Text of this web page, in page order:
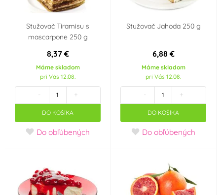
Stužovač Tiramisu s
mascarpone 250 g
8,37 €
Máme skladom
pri Vás 12.08.
- +
DO KOŠÍKA
Do obľúbených
Stužovač Jahoda 250 g
6,88 €
Máme skladom
pri Vás 12.08.
- +
DO KOŠÍKA
Do obľúbených